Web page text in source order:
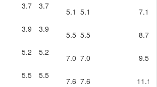
3.7 3.7
5.1 5.1 7.1
3.9 3.9
5.5 5.5 8.7
5.2 5.2
7.0 7.0 9.5
5.5 5.5
7.6 7.6 11.1